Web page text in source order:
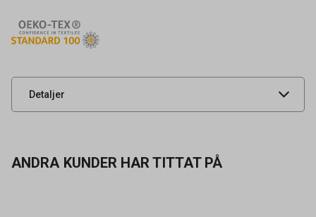
Detaljer
Artikelnummer
Leverantörens
UNSPSC 42132200
ANDRA KUNDER HAR TITTAT PÅ